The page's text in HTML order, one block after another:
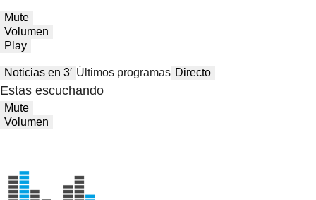
Mute
Volumen
Play
Noticias en 3′ Últimos programas Directo
Estas escuchando
Mute
Volumen